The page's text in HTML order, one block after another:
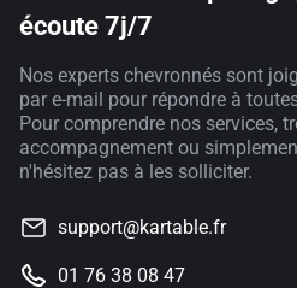
écoute 7j/7
Nos experts chevronnés sont
par e-mail pour répondre à
Pour comprendre nos services,
accompagnement ou
n'hésitez pas à les solliciter.
support@kartable.fr
01 76 38 08 47